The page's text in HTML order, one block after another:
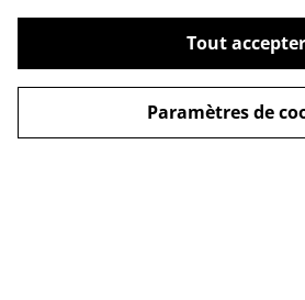
Tout accepter
Paramètres de